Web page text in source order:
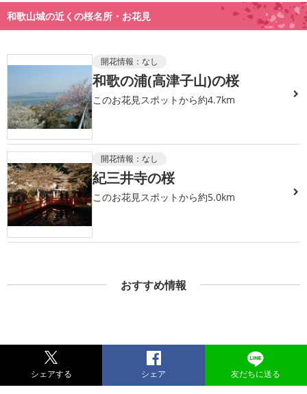
和歌山城の近くの桜名所・お花見
開花情報： なし
和歌の浦(高津子山)の桜
このお花見スポットから約4.7km
開花情報： なし
紀三井寺の桜
このお花見スポットから約5.0km
おすすめ情報
シェアする シェア 友だちに送る